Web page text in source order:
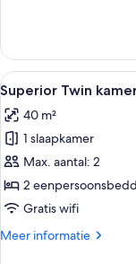
Room
26sqm)
laden
kamer,
slaapkamer,
niet-
roken
(Comfort
Queen
Room
/
26sqm)
Alle
foto's
voor
Superior
Twin
kamer,
niet-
laden
7
Superior Twin
40 m²
1 slaapkamer
Max. aantal: 2
2
Gratis wifi
Meer informatie
Meer